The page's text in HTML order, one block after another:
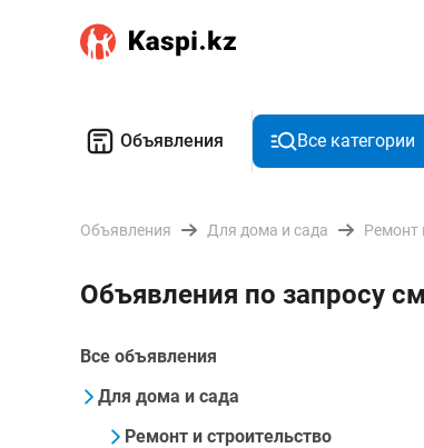
Объявления Все категории
Объявления Для дома и сада Ремонт
Объявления по запросу
Все объявления
Для дома и сада
Ремонт и строительство